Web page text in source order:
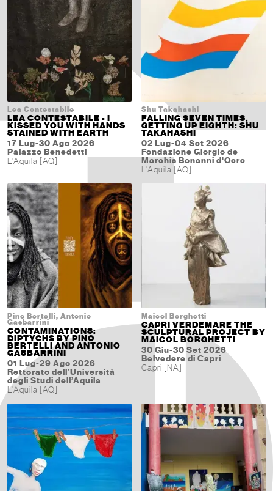
Lea Contestabile
LEA CONTESTABILE - I
KISSED YOU WITH HANDS
STAINED WITH EARTH
17 Lug-30 Ago 2026
Palazzo Benedetti
L'Aquila [AQ]
Shu Takahashi
FALLING SEVEN TIMES,
GETTING UP EIGHTH: SHU
TAKAHASHI
02 Lug-04 Set 2026
Fondazione Giorgio de
Marchis Bonanni d'Ocre
L'Aquila [AQ]
Pino Bertelli, Antonio
Gasbarrini
CONTAMINATIONS:
DIPTYCHS BY PINO
BERTELLI AND ANTONIO
GASBARRINI
01 Lug-29 Ago 2026
Rettorato dell’Università
degli Studi dell’Aquila
L'Aquila [AQ]
Maicol Borghetti
CAPRI VERDEMARE THE
SCULPTURAL PROJECT BY
MAICOL BORGHETTI
30 Giu-30 Set 2026
Belvedere di Capri
Capri [NA]